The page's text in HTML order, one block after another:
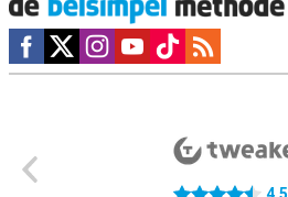
Social media